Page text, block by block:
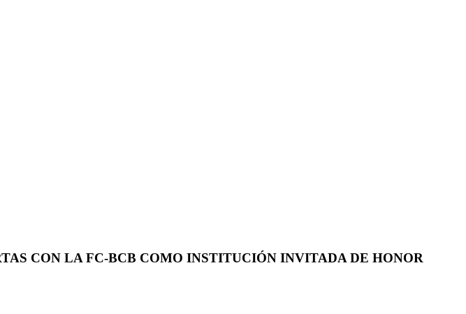
CON LA FC-BCB COMO INSTITUCIÓN INVITADA DE HONOR